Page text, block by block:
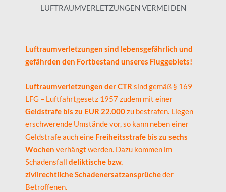
LUFTRAUMVERLETZUNGEN VERMEIDEN
Luftraumverletzungen sind lebensgefährlich und
gefährden den Fortbestand unseres Fluggebiets!
Luftraumverletzungen der CTR sind gemäß § 169
LFG – Luftfahrtgesetz 1957 zudem mit einer
Geldstrafe bis zu EUR 22.000zu bestrafen. Liegen
erschwerende Umstände vor, so kann neben einer
Geldstrafe auch eine Freiheitsstrafe bis zu sechs
Wochen verhängt werden. Dazu kommen im
Schadensfall deliktische bzw.
zivilrechtlicheSchadenersatzansprücheder
Betroffenen.